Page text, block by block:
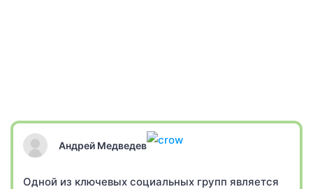
Андрей Медведев
Одной из ключевых социальных групп является